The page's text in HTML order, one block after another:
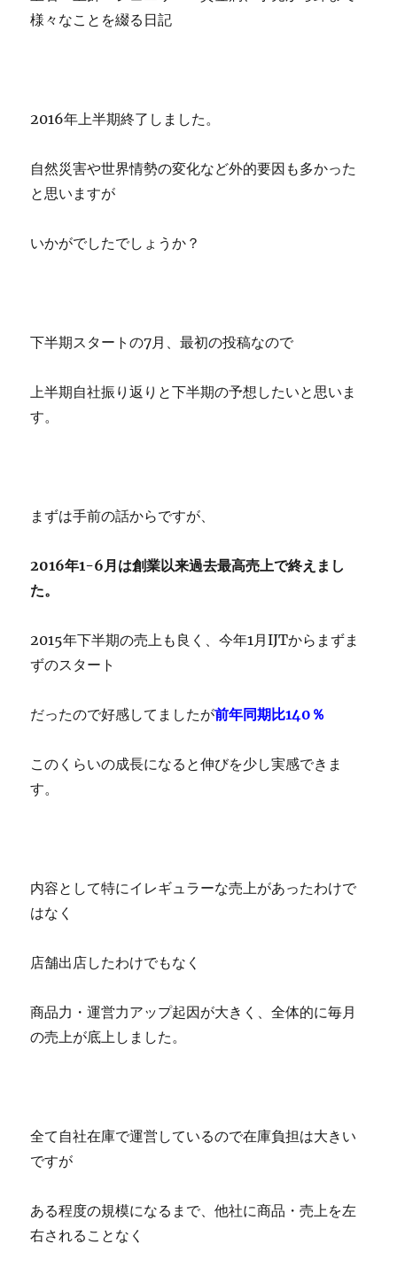
様々なことを綴る日記
2016年上半期終了しました。
自然災害や世界情勢の変化など外的要因も多かった
と思いますが
いかがでしたでしょうか？
下半期スタートの7月、最初の投稿なので
上半期自社振り返りと下半期の予想したいと思いま
す。
まずは手前の話からですが、
2016年1-6月は創業以来過去最高売上で終えまし
た。
2015年下半期の売上も良く、今年1月IJTからまずま
ずのスタート
だったので好感してましたが前年同期比140％
このくらいの成長になると伸びを少し実感できま
す。
内容として特にイレギュラーな売上があったわけで
はなく
店舗出店したわけでもなく
商品力・運営力アップ起因が大きく、全体的に毎月
の売上が底上しました。
全て自社在庫で運営しているので在庫負担は大きい
ですが
ある程度の規模になるまで、他社に商品・売上を左
右されることなく